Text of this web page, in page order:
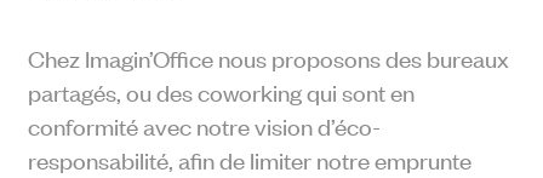
Chez Imagin’Office nous proposons des bureaux
partagés, ou des coworking qui sont en
conformité avec notre vision d’éco-
responsabilité, afin de limiter notre emprunte